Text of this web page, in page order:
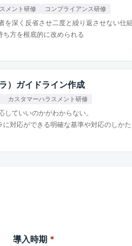
メント研修 コンプライアンス研修
を深く反省させ二度と繰り返させない仕
方を根底的に改められる
）ガイドライン作成
カスタマーハラスメント研修
ていいのかがわからない。
対応ができる明確な基準や対応のしかた
導入時期 *